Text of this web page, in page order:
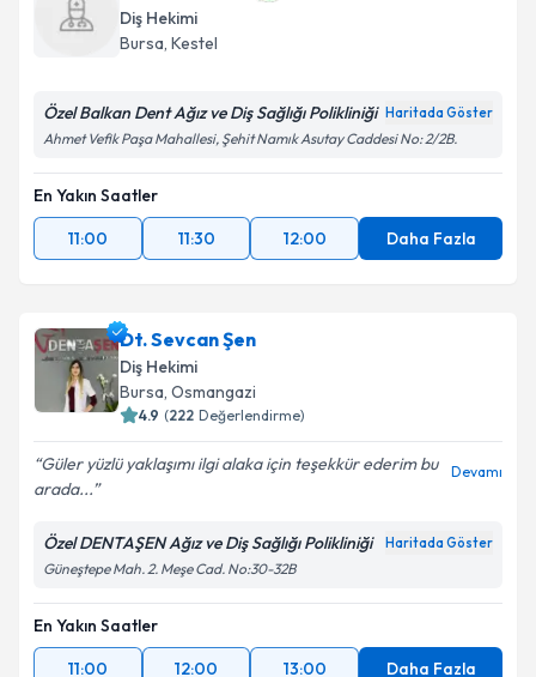
Diş Hekimi
Bursa, Kestel
Özel Balkan Dent Ağız ve Diş Sağlığı Polikliniği Haritada Göster
Ahmet Vefik Paşa Mahallesi, Şehit Namık Asutay Caddesi No: 2/2B.
En Yakın Saatler
11:00
11:30 12:00 Daha Fazla
Dt. Sevcan Şen
Diş Hekimi
Bursa, Osmangazi
4.9 (222 Değerlendirme)
Güler yüzlü yaklaşımı ilgi alaka için teşekkür ederim bu
arada...
Devamı
Özel DENTAŞEN Ağız ve Diş Sağlığı Polikliniği Haritada Göster
Güneştepe Mah. 2. Meşe Cad. No:30-32B
En Yakın Saatler
11:00
12:00 13:00 Daha Fazla